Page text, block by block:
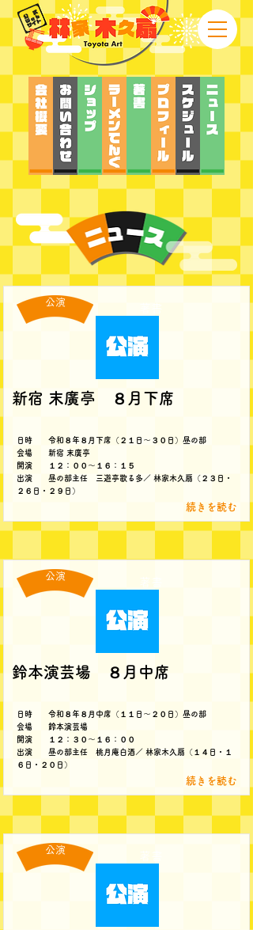
公演
新宿 末廣亭 ８月下席
日時 令和８年８月下席（２１日～３０日）昼の部
会場 新宿 末廣亭
開演 １２：００～１６：１５
出演 昼の部主任 三遊亭歌る多／ 林家木久扇（２３日・
２６日・２９日）
続きを読む
公演
鈴本演芸場 ８月中席
日時 令和８年８月中席（１１日～２０日）昼の部
会場 鈴本演芸場
開演 １２：３０～１６：００
出演 昼の部主任 桃月庵白酒／ 林家木久扇（１４日・１
６日・２０日）
続きを読む
公演